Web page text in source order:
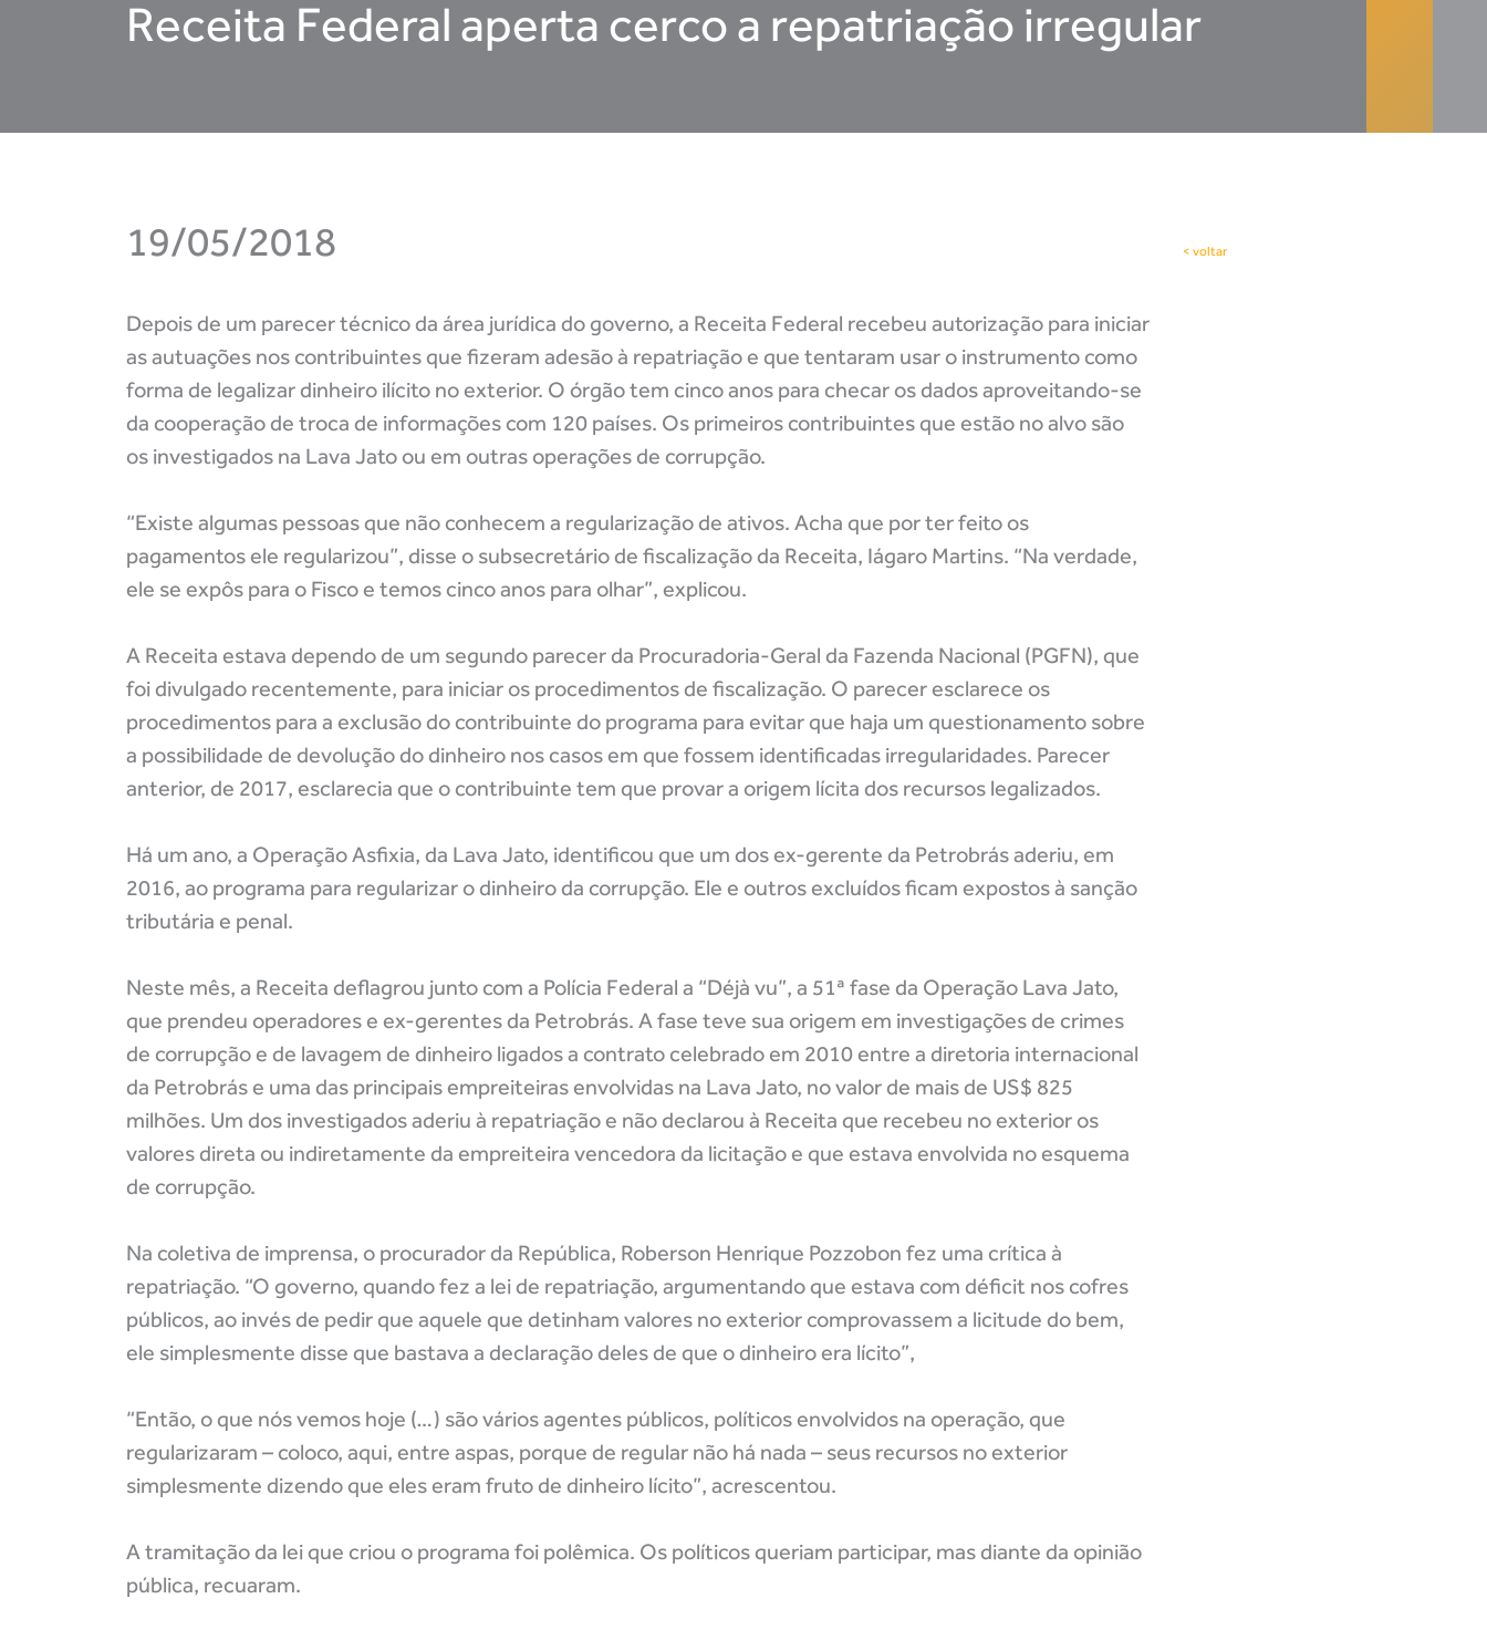
Receita Federal aperta cerco a repatriação irregular
19/05/2018
Depois de um parecer técnico da área jurídica do governo, a Receita Federal recebeu autorização para iniciar
as autuações nos contribuintes que fizeram adesão à repatriação e que tentaram usar o instrumento como
forma de legalizar dinheiro ilícito no exterior. O órgão tem cinco anos para checar os dados aproveitando-se
da cooperação de troca de informações com 120 países. Os primeiros contribuintes que estão no alvo são
os investigados na Lava Jato ou em outras operações de corrupção.
“Existe algumas pessoas que não conhecem a regularização de ativos. Acha que por ter feito os
pagamentos ele regularizou”, disse o subsecretário de fiscalização da Receita, Iágaro Martins. “Na verdade,
ele se expôs para o Fisco e temos cinco anos para olhar”, explicou.
A Receita estava dependo de um segundo parecer da Procuradoria-Geral da Fazenda Nacional (PGFN), que
foi divulgado recentemente, para iniciar os procedimentos de fiscalização. O parecer esclarece os
procedimentos para a exclusão do contribuinte do programa para evitar que haja um questionamento sobre
a possibilidade de devolução do dinheiro nos casos em que fossem identificadas irregularidades. Parecer
anterior, de 2017, esclarecia que o contribuinte tem que provar a origem lícita dos recursos legalizados.
Há um ano, a Operação Asfixia, da Lava Jato, identificou que um dos ex-gerente da Petrobrás aderiu, em
2016, ao programa para regularizar o dinheiro da corrupção. Ele e outros excluídos ficam expostos à sanção
tributária e penal.
Neste mês, a Receita deflagrou junto com a Polícia Federal a “Déjà vu”, a 51ª fase da Operação Lava Jato,
que prendeu operadores e ex-gerentes da Petrobrás. A fase teve sua origem em investigações de crimes
de corrupção e de lavagem de dinheiro ligados a contrato celebrado em 2010 entre a diretoria internacional
da Petrobrás e uma das principais empreiteiras envolvidas na Lava Jato, no valor de mais de US$ 825
milhões. Um dos investigados aderiu à repatriação e não declarou à Receita que recebeu no exterior os
valores direta ou indiretamente da empreiteira vencedora da licitação e que estava envolvida no esquema
de corrupção.
Na coletiva de imprensa, o procurador da República, Roberson Henrique Pozzobon fez uma crítica à
repatriação. “O governo, quando fez a lei de repatriação, argumentando que estava com déficit nos cofres
públicos, ao invés de pedir que aquele que detinham valores no exterior comprovassem a licitude do bem,
ele simplesmente disse que bastava a declaração deles de que o dinheiro era lícito”,
“Então, o que nós vemos hoje (…) são vários agentes públicos, políticos envolvidos na operação, que
regularizaram – coloco, aqui, entre aspas, porque de regular não há nada – seus recursos no exterior
simplesmente dizendo que eles eram fruto de dinheiro lícito”, acrescentou.
A tramitação da lei que criou o programa foi polêmica. Os políticos queriam participar, mas diante da opinião
pública, recuaram.
< voltar